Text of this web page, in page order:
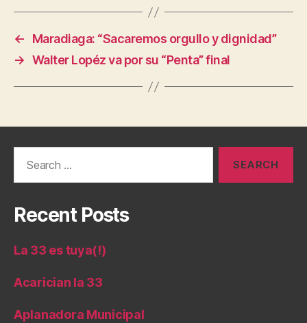
←
Maradiaga: “Sacaremos orgullo y dignidad”
→ Walter Lopéz va por su “Penta” final
Recent Posts
La 33 es tuya(!)
Acarician la 33
Aplanadora Municipal